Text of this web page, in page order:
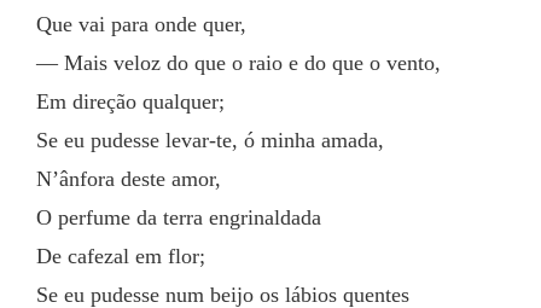
Que vai para onde quer,
— Mais veloz do que o raio e do que o vento,
Em direção qualquer;
Se eu pudesse levar-te, ó minha amada,
N’ânfora deste amor,
O perfume da terra engrinaldada
De cafezal em flor;
Se eu pudesse num beijo os lábios quentes